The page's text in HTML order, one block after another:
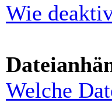
Wie
Welche